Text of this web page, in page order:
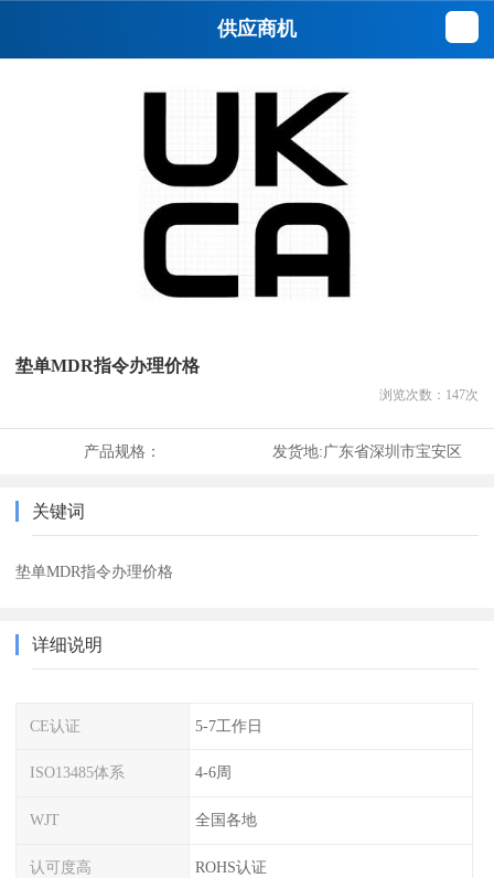
供应商机
垫单MDR指令办理价格
浏览次数： 147次
产品规格： 发货地:广东省深圳市宝安区
关键词
垫单MDR指令办理价格
详细说明
CE认证 5-7工作日
ISO13485体系 4-6周
WJT 全国各地
认可度高 ROHS认证